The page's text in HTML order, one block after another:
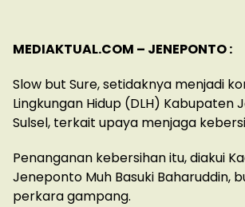
MEDIAKTUAL.COM – JENEPONTO :
Slow but Sure, setidaknya menjadi
Lingkungan Hidup (DLH) Kabupaten
Sulsel, terkait upaya menjaga
Penanganan kebersihan itu, diakui
Jeneponto Muh Basuki Baharuddin,
perkara gampang.